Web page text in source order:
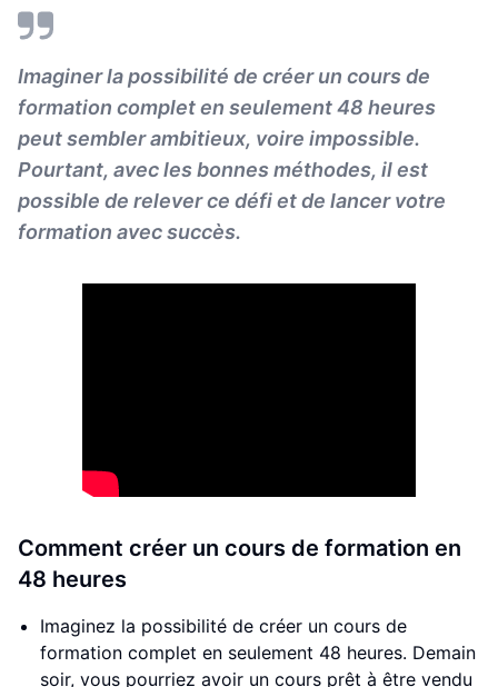
Imaginer la possibilité de créer un cours de
formation complet en seulement 48 heures
peut sembler ambitieux, voire impossible.
Pourtant, avec les bonnes méthodes, il est
possible de relever ce défi et de lancer votre
formation avec succès.
Comment créer un cours de formation en
48 heures
Imaginez la possibilité de créer un cours de
formation complet en seulement 48 heures. Demain
soir, vous pourriez avoir un cours prêt à être vendu